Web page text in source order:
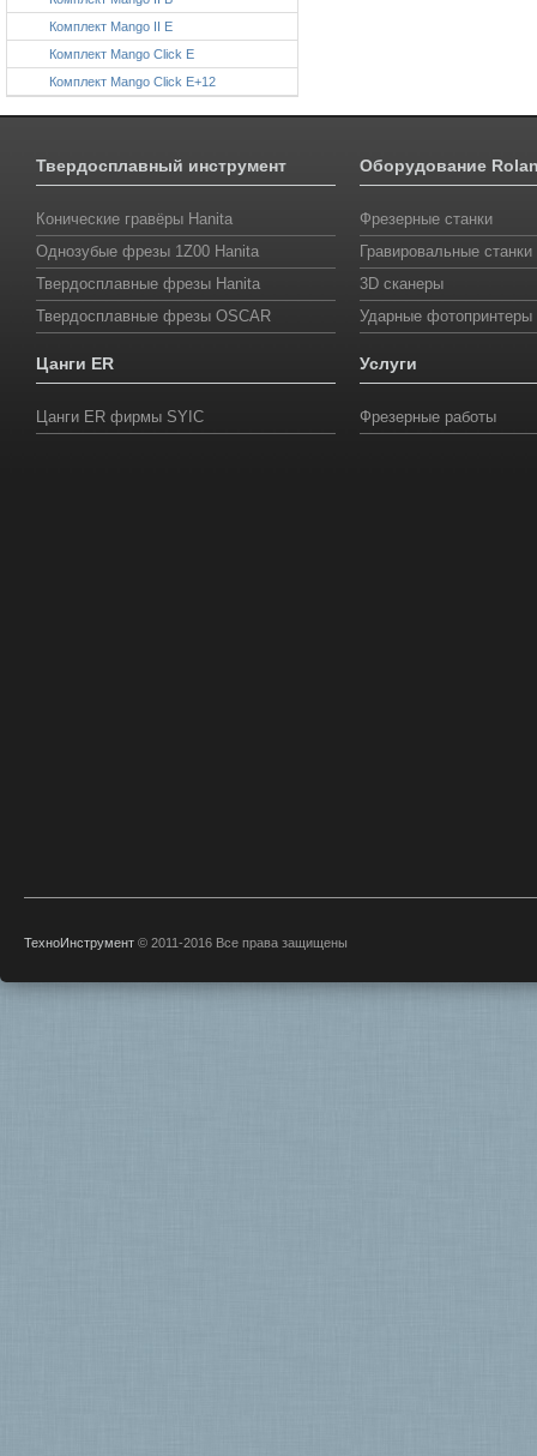
Комплект Mango II E
Комплект Mango Click E
Комплект Mango Click E+12
Твердосплавный инструмент
Конические гравёры Hanita
Однозубые фрезы 1Z00 Hanita
Твердосплавные фрезы Hanita
Твердосплавные фрезы OSCAR
Цанги ER
Цанги ER фирмы SYIС
Оборудование
Фрезерные станки
Гравировальные станки
3D сканеры
Ударные фотопринтеры
Услуги
Фрезерные работы
ТехноИнструмент © 2011-2016 Все права защищены